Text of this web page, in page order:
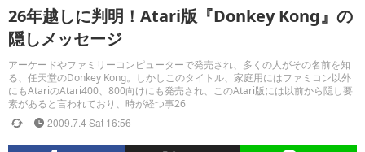
26年越しに判明！Atari版『Donkey Kong』の
隠しメッセージ
アーケードやファミリーコンピューターで発売され、多くの人がその名前を知
る、任天堂のDonkey Kong。しかしこのタイトル、家庭用にはファミコン以外
にもAtariのAtari400、800向けにも発売され、このAtari版には以前から隠し要
素があると言われており、時が経つ事26
2009.7.4 Sat 16:56